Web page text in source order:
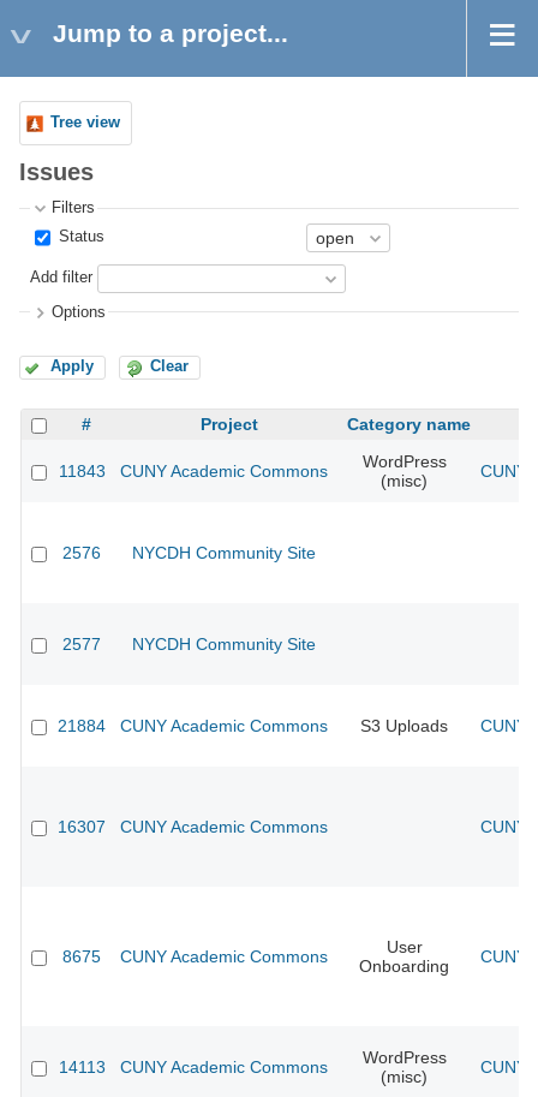
Jump to a project...
Tree view
Issues
Filters
Status
Add filter
Options
Apply Clear
# Project Category name
11843 CUNY Academic Commons
WordPress
(misc)
CUNY
2576 NYCDH Community Site
2577 NYCDH Community Site
21884 CUNY Academic Commons S3 Uploads CUNY
16307 CUNY Academic Commons CUNY
8675 CUNY Academic Commons
User
Onboarding
CUNY
14113 CUNY Academic Commons
WordPress
(misc)
CUNY